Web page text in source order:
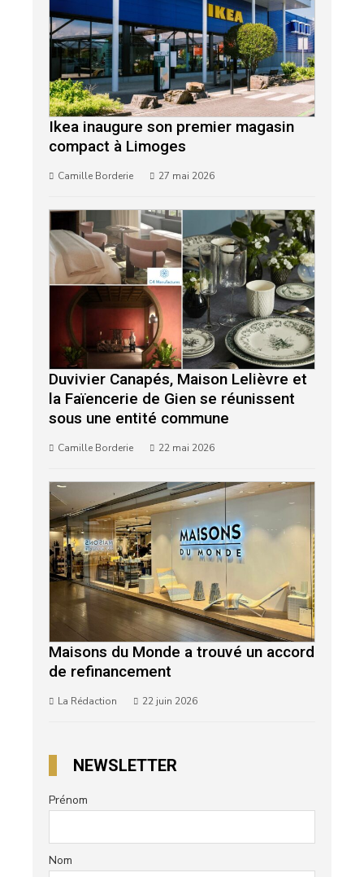
Ikea inaugure son premier magasin
compact à Limoges
Camille Borderie 27 mai 2026
Duvivier Canapés, Maison Lelièvre et
la Faïencerie de Gien se réunissent
sous une entité commune
Camille Borderie 22 mai 2026
Maisons du Monde a trouvé un accord
de refinancement
La Rédaction 22 juin 2026
NEWSLETTER
Prénom
Nom